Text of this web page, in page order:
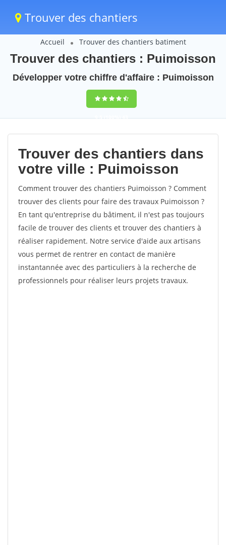
Trouver des chantiers
Accueil Trouver des chantiers batiment
Trouver des chantiers : Puimoisson
Développer votre chiffre d'affaire : Puimoisson
9,5(100%)43
votes
Trouver des chantiers dans
votre ville : Puimoisson
Comment trouver des chantiers Puimoisson ? Comment
trouver des clients pour faire des travaux Puimoisson ?
En tant qu'entreprise du bâtiment, il n'est pas toujours
facile de trouver des clients et trouver des chantiers à
réaliser rapidement. Notre service d'aide aux artisans
vous permet de rentrer en contact de manière
instantannée avec des particuliers à la recherche de
professionnels pour réaliser leurs projets travaux.